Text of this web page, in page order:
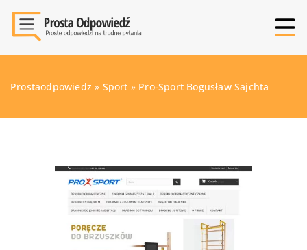
Prostaodpowiedz » Sport » Pro-Sport Bogusław Sajchta